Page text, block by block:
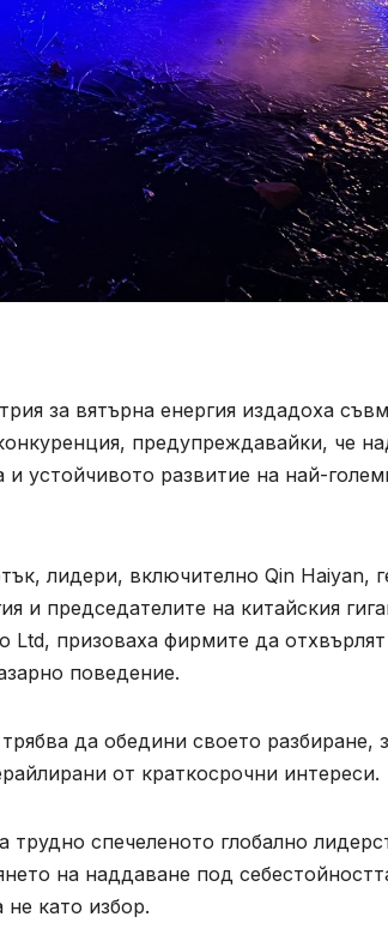
за вятърна енергия издадоха
предупреждавайки, че
устойчивото развитие на най-
лидери, включително Qin Haiyan,
и председателите на китайския
Ltd, призоваха фирмите да
поведение.
да обедини своето разбиране,
от краткосрочни интереси.
спечеленото глобално
на наддаване под
не като избор.